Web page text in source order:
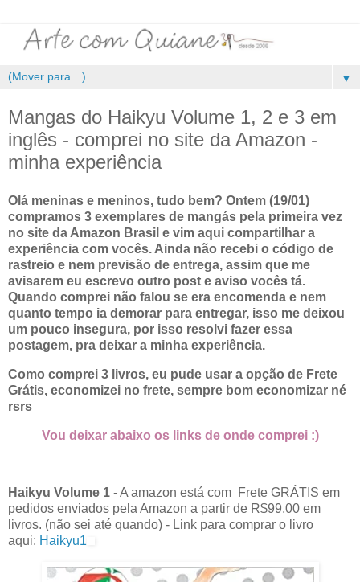
▼
Mangas do Haikyu Volume 1, 2 e 3 em
inglês - comprei no site da Amazon -
minha experiência
Olá meninas e meninos, tudo bem? Ontem (19/01)
compramos 3 exemplares de mangás pela primeira vez
no site da Amazon Brasil e vim aqui compartilhar a
experiência com vocês. Ainda não recebi o código de
rastreio e nem previsão de entrega, assim que me
avisarem eu escrevo outro post e aviso vocês tá.
Quando comprei não falou se era encomenda e nem
quanto tempo ia demorar para entregar, isso me deixou
um pouco insegura, por isso resolvi fazer essa
postagem, pra deixar a minha experiência.
Como comprei 3 livros, eu pude usar a opção de Frete
Grátis, economizei no frete, sempre bom economizar né
rsrs
Vou deixar abaixo os links de onde comprei :)
Haikyu Volume 1 - A amazon está com Frete GRÁTIS em
pedidos enviados pela Amazon a partir de R$99,00 em
livros. (não sei até quando) - Link para comprar o livro
aqui: Haikyu1